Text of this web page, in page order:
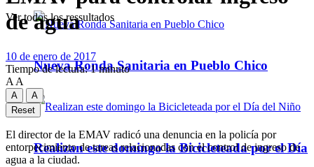
Nueva Ronda Sanitaria en Pueblo Chico
Realizan este domingo la Bicicleteada por el Día
Ver todos los ressultados
de agua
10 de enero de 2017
Tiempo de lectura: 1 minuto
A A
A
A
Reset
El director de la EMAV radicó una denuncia en la policía por
entorpecimiento de tareas relacionadas con el control de ingreso de
agua a la ciudad.